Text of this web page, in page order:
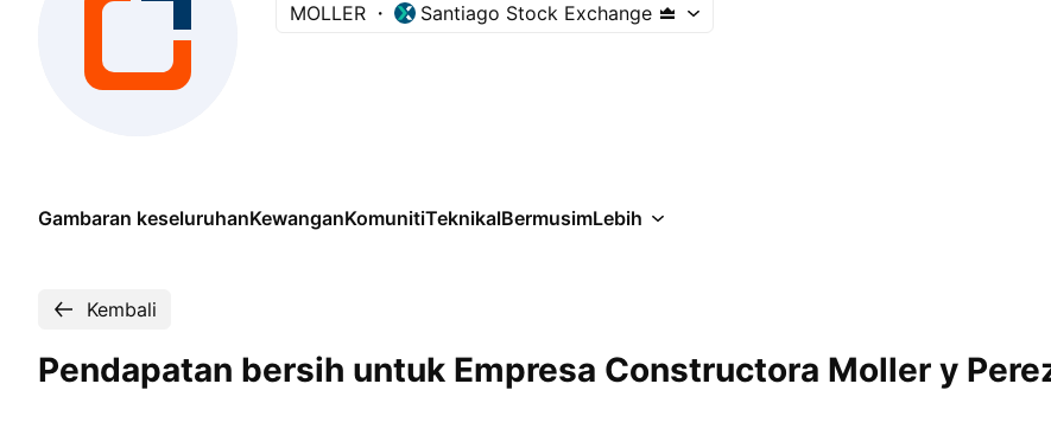
MOLLER Santiago Stock Exchange
Gambaran keseluruhanKewanganKomunitiTeknikalBermusimLebih
Kembali
Pendapatan bersih untuk Empresa Constructora Moller y